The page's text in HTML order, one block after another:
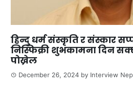
हिन्दु धर्म संस्कृति र संस्कार
निस्फिक्री शुभकामना दिन
पोख्रेल
December 26, 2024 by Interview